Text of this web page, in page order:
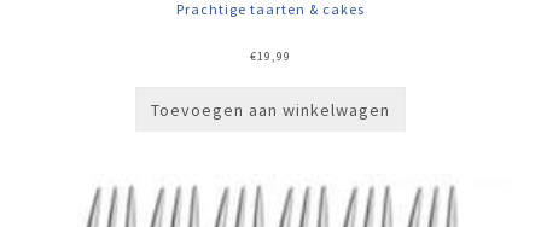
Prachtige taarten & cakes
€19,99
Toevoegen aan winkelwagen